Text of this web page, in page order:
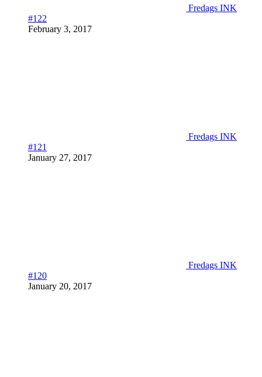
Fredags INK
#122
February 3, 2017
Fredags INK
#121
January 27, 2017
Fredags INK
#120
January 20, 2017